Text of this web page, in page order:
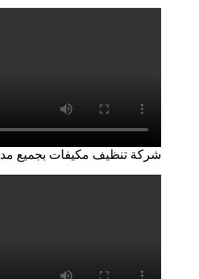
شركة تنظيف مكيفات بجميع